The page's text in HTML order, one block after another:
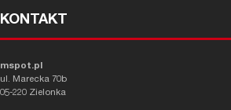
KONTAKT
mspot.pl
ul. Marecka 70b
05-220 Zielonka